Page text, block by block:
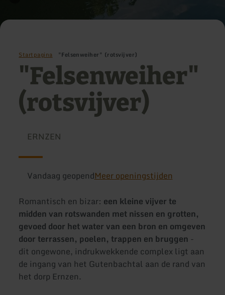
Startpagina "Felsenweiher" (rotsvijver)
"Felsenweiher"
(rotsvijver)
ERNZEN
Vandaag geopendMeer openingstijden
Romantisch en bizar: een kleine vijver te
midden van rotswanden met nissen en grotten,
gevoed door het water van een bron en omgeven
door terrassen, poelen, trappen en bruggen -
dit ongewone, indrukwekkende complex ligt aan
de ingang van het Gutenbachtal aan de rand van
het dorp Ernzen.